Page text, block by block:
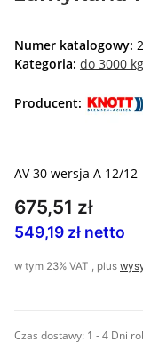
Numer katalogowy:
Kategoria: do 3000 kg
Producent:
AV 30 wersja A 12/12
675,51 zł
549,19 zł netto
w tym 23% VAT , plus
Czas dostawy: 1 - 4 Dni